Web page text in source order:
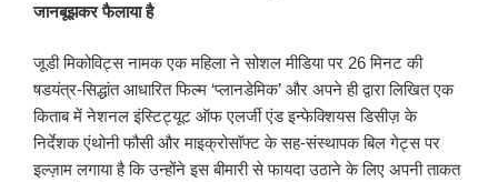
जानबूझकर फैलाया है
जूडी मिकोविट्स नामक एक महिला ने सोशल मीडिया पर 26 मिनट की
षडयंत्र-सिद्धांत आधारित फिल्म ‘प्लानडेमिक’ और अपने ही द्वारा लिखित एक
किताब में नेशनल इंस्टिट्यूट ऑफ एलर्जी एंड इन्फेक्शियस डिसीज़ के
निर्देशक एंथोनी फौसी और माइक्रोसॉफ्ट के सह-संस्थापक बिल गेट्स पर
इल्ज़ाम लगाया है कि उन्होंने इस बीमारी से फायदा उठाने के लिए अपनी ताकत